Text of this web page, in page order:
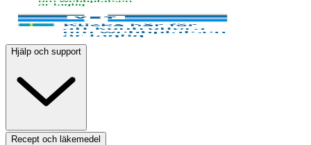
Hjälp och support
Recept och läkemedel